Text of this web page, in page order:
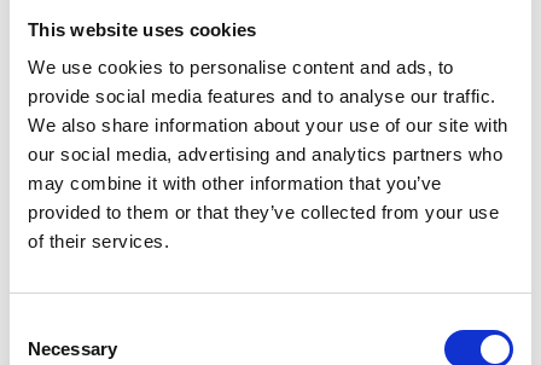
This website uses cookies
We use cookies to personalise content and ads, to
provide social media features and to analyse our traffic.
We also share information about your use of our site with
our social media, advertising and analytics partners who
may combine it with other information that you’ve
provided to them or that they’ve collected from your use
of their services.
Selection
Necessary
pronken tussen de folders en andere informatie stukken
Wie op zoek is naar inspiratie voor een mooie wandeling,
een fietstocht of een cultureel bezoek aan een van de
steden in De Langstraat, vindt hier volop ideeën. Primera
Kaatsheuvel is daarmee niet alleen een winkel, maar ook
een plek om plannen te maken en je te laten inspireren en
waar kinderen zich nog heel even bevinden in de sfeer van